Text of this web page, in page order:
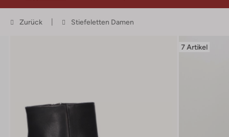
Zurück Stiefeletten Damen
7 Artikel